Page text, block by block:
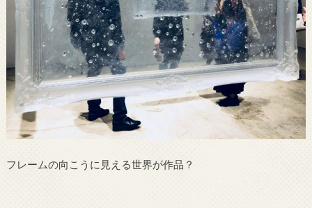
フレームの向こうに見える世界が作品？